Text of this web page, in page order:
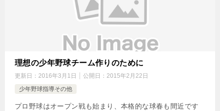
理想の少年野球チーム作りのために
更新日： 2016年3月1日 公開日： 2015年2月22日
少年野球指導その他
プロ野球はオープン戦も始まり、本格的な球春も間近です